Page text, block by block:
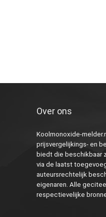
Over ons
Koolmonoxide-
prijsvergelijkings- en
biedt die beschikbaar
via de laatst
auteursrechtelijk
eigenaren. Alle
respectievelijke